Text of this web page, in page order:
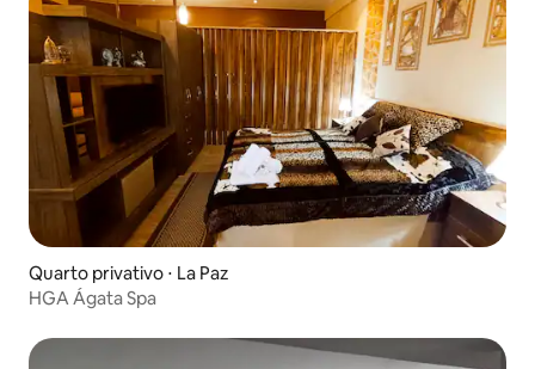
Quarto privativo ⋅ La Paz
HGA Ágata Spa